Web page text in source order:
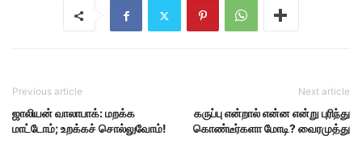
Previous article
ஜாலியன் வாலாபாக்: மறக்க
மாட்டோம்; உறக்கச் சொல்லுவோம்!
Next article
கருப்பு என்றால் என்ன என்று புரிந்து
கொண்டீர்களா மோடி? வைரமுத்து